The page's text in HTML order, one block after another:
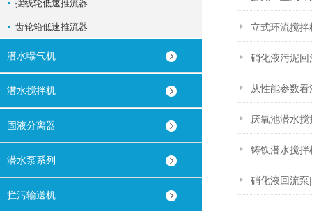
摆线轮低速推流器
齿轮箱低速推流器
潜水曝气机
潜水搅拌机
固液分离器
潜水泵系列
拦污输送机
立式环流搅
硝化液污泥
从性能参数
厌氧池潜水
铸铁潜水搅
硝化液回流泵